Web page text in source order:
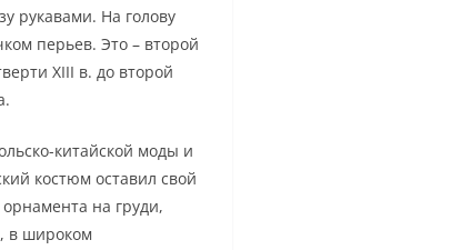
рукавами. На голову
перьев. Это – второй
XIII в. до второй
китайской моды и
костюм оставил свой
на груди,
в широком